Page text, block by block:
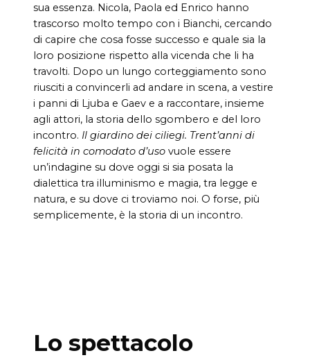
sua essenza. Nicola, Paola ed Enrico hanno
trascorso molto tempo con i Bianchi, cercando
di capire che cosa fosse successo e quale sia la
loro posizione rispetto alla vicenda che li ha
travolti. Dopo un lungo corteggiamento sono
riusciti a convincerli ad andare in scena, a vestire
i panni di Ljuba e Gaev e a raccontare, insieme
agli attori, la storia dello sgombero e del loro
incontro. Il giardino dei ciliegi. Trent’anni di
felicità in comodato d’uso vuole essere
un’indagine su dove oggi si sia posata la
dialettica tra illuminismo e magia, tra legge e
natura, e su dove ci troviamo noi. O forse, più
semplicemente, è la storia di un incontro.
Lo spettacolo